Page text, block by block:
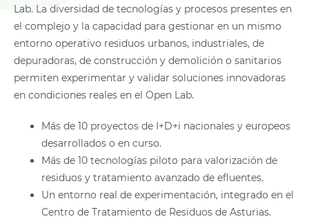
Lab. La diversidad de tecnologías y procesos presentes en
el complejo y la capacidad para gestionar en un mismo
entorno operativo residuos urbanos, industriales, de
depuradoras, de construcción y demolición o sanitarios
permiten experimentar y validar soluciones innovadoras
en condiciones reales en el Open Lab.
Más de 10 proyectos de I+D+i nacionales y europeos
desarrollados o en curso.
Más de 10 tecnologías piloto para valorización de
residuos y tratamiento avanzado de efluentes.
Un entorno real de experimentación, integrado en el
Centro de Tratamiento de Residuos de Asturias.